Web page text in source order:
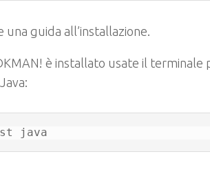
una guida all’installazione.
è installato usate il
java